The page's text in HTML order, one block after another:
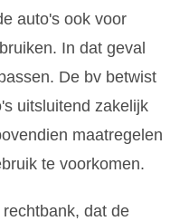
auto's ook voor
In dat geval
De bv betwist
uitsluitend zakelijk
maatregelen
te voorkomen.
dat de